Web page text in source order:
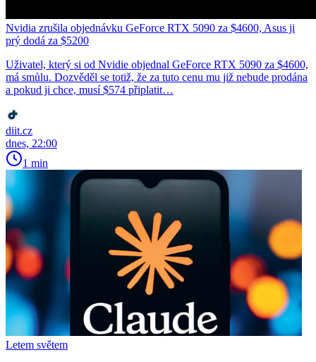
Nvidia zrušila objednávku GeForce RTX 5090 za $4600, Asus ji
prý dodá za $5200
Uživatel, který si od Nvidie objednal GeForce RTX 5090 za $4600,
má smůlu. Dozvěděl se totiž, že za tuto cenu mu již nebude prodána
a pokud ji chce, musí $574 připlatit…
diit.cz
dnes, 22:00
1 min
Letem světem